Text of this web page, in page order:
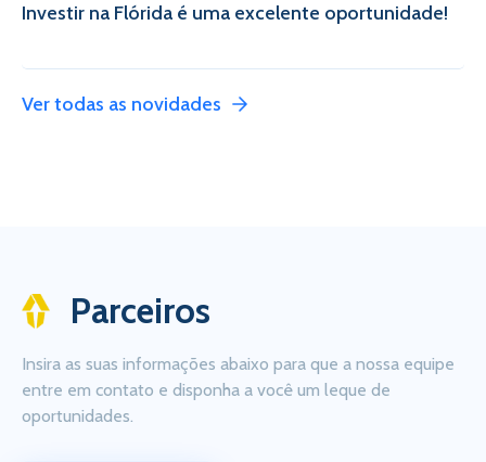
Investir na Flórida é uma excelente oportunidade!
Ver todas as novidades
Parceiros
Insira as suas informações abaixo para que a nossa equipe
entre em contato e disponha a você um leque de
oportunidades.